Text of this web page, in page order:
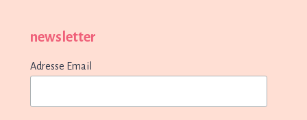
newsletter
Adresse Email